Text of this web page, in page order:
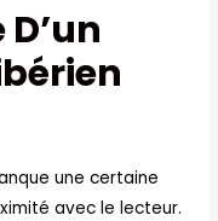
une certaine
avec le lecteur.